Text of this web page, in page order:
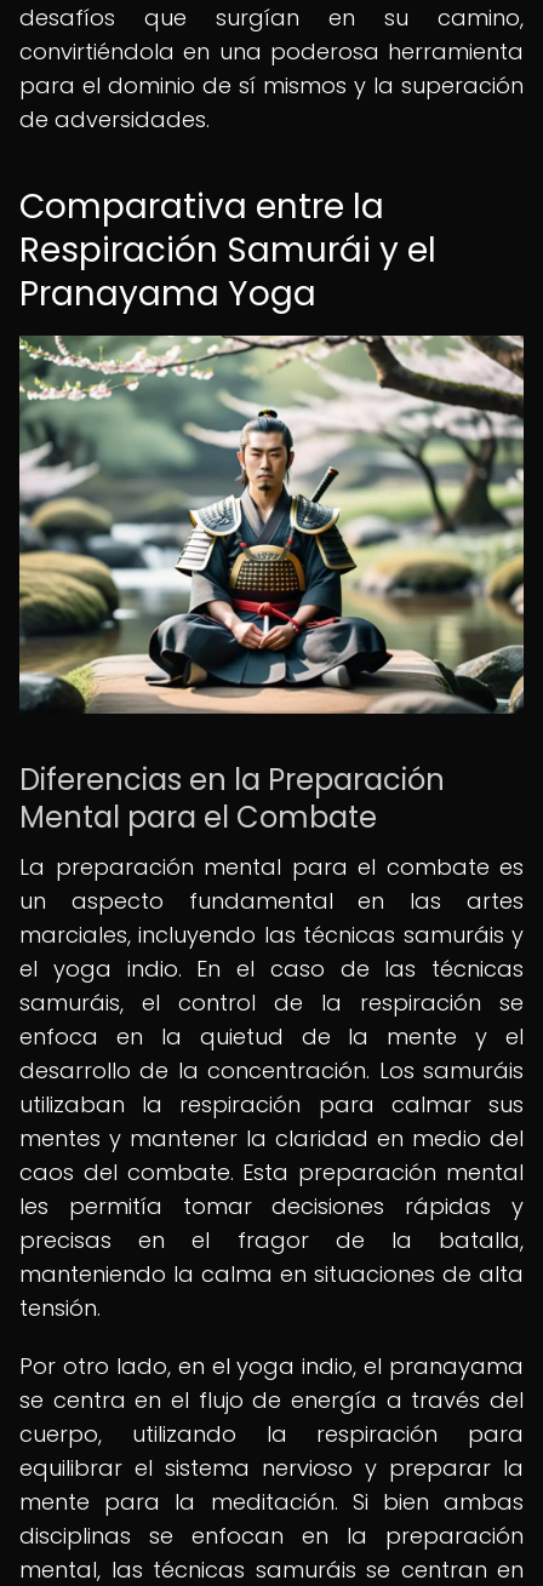
desafíos que surgían en su camino,
convirtiéndola en una poderosa herramienta
para el dominio de sí mismos y la superación
de adversidades.
Comparativa entre la
Respiración Samurái y el
Pranayama Yoga
Diferencias en la Preparación
Mental para el Combate
La preparación mental para el combate es
un aspecto fundamental en las artes
marciales, incluyendo las técnicas samuráis y
el yoga indio. En el caso de las técnicas
samuráis, el control de la respiración se
enfoca en la quietud de la mente y el
desarrollo de la concentración. Los samuráis
utilizaban la respiración para calmar sus
mentes y mantener la claridad en medio del
caos del combate. Esta preparación mental
les permitía tomar decisiones rápidas y
precisas en el fragor de la batalla,
manteniendo la calma en situaciones de alta
tensión.
Por otro lado, en el yoga indio, el pranayama
se centra en el flujo de energía a través del
cuerpo, utilizando la respiración para
equilibrar el sistema nervioso y preparar la
mente para la meditación. Si bien ambas
disciplinas se enfocan en la preparación
mental, las técnicas samuráis se centran en